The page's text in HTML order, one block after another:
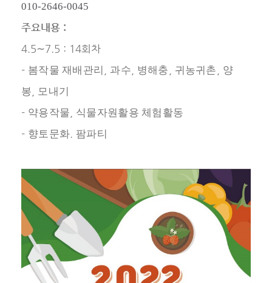
010-2646-0045
주요내용 :
4.5∼7.5 : 14회차
- 봄작물 재배관리 과수 병해충 귀농귀촌
양
봉
모내기
- 약용작물 식물자원활용 체험활동
- 향토문화. 팜파티